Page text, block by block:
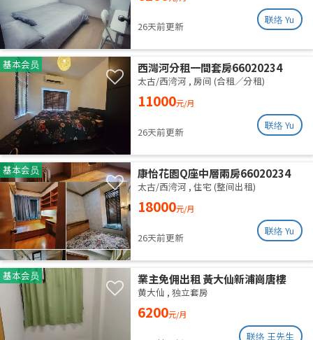
26天前更新
联络 Yu
基本会员 西灣河分租一間套房66020234
太古/西湾河 , 房间 (合租／分租)
11000元/月
26天前更新
联络 Yu
基本会员 康怡花園Q座中層兩房66020234
太古/西湾河 , 住宅 (整间出租)
18000元/月
26天前更新
联络 Yu
基本会员
業主免佣出租 黃大仙新浦崗唐樓
（近啟德）
黄大仙 , 独立套房
6200元/月
联络 王先生